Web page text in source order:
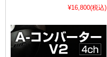
¥16,800(税込)